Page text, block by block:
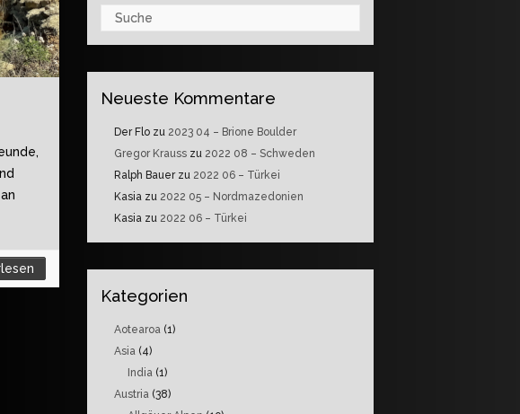
Suche
Neueste Kommentare
Der Flo zu 2023 04 – Brione Boulder
Gregor Krauss zu 2022 08 – Schweden
Ralph Bauerzu 2022 06 – Türkei
Kasia zu 2022 05 – Nordmazedonien
Kasia zu 2022 06 – Türkei
Kategorien
Aotearoa (1)
Asia (4)
India (1)
Austria (38)